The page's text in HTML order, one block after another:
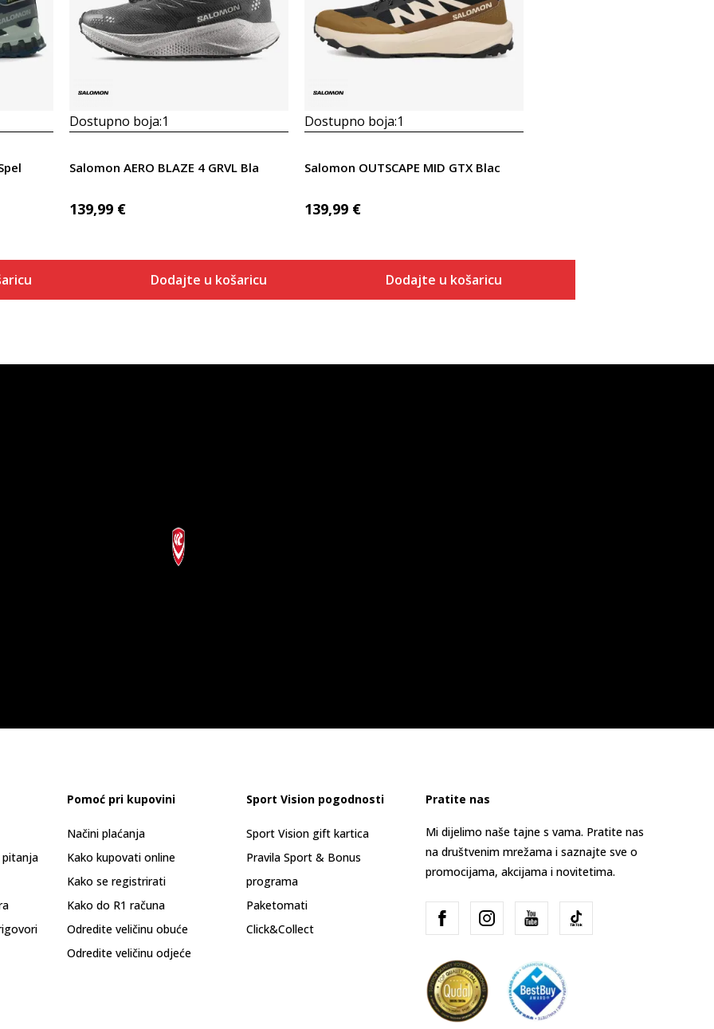
Dostupno boja:1
Salomon AERO BLAZE 4 GRVL Bla
139,99 €
Dodajte u košaricu
Dostupno boja:1
Salomon OUTSCAPE MID GTX Blac
139,99 €
Dodajte u košaricu
pitanja
Pomoć pri kupovini
Načini plaćanja
Kako kupovati online
Kako se registrirati
Kako do R1 računa
Odredite veličinu obuće
Odredite veličinu odjeće
Sport Vision pogodnosti
Sport Vision gift kartica
Pravila Sport & Bonus
programa
Paketomati
Click&Collect
Pratite nas
Mi dijelimo naše tajne s vama. Pratite nas
na društvenim mrežama i saznajte sve o
promocijama, akcijama i novitetima.